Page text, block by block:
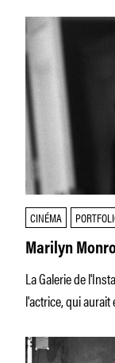
CINÉMA
Marilyn
La Galerie de
l'actrice, qui